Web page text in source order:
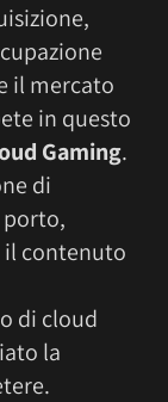
il mercato
in questo
Gaming.
di
porto,
il contenuto
di cloud
la